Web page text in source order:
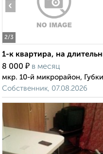
2/3
‹
1-к квартира, на
8 000 ₽ в месяц
мкр. 10-й микрорайон,
Собственник, 07.08.2026